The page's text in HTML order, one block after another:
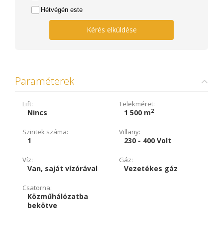
Hétvégén este
Kérés elküldése
Paraméterek
Lift:
Nincs
Telekméret:
1 500 m2
Szintek száma:
1
Villany:
230 - 400 Volt
Víz:
Van, saját vízórával
Gáz:
Vezetékes gáz
Csatorna:
Közműhálózatba
bekötve